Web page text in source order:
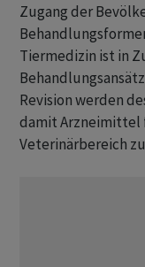
Zugang der
Tiermedizin ist in
Revision werden
damit Arzneimittel
Veterinärbereich